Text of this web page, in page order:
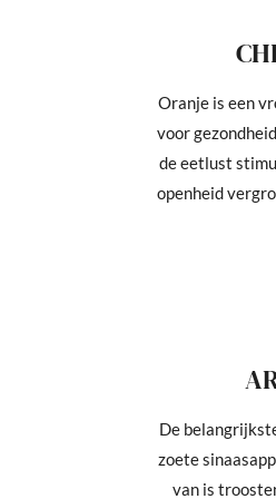
Oranje is een
voor
de eetlust
openheid
De
zoete
van is